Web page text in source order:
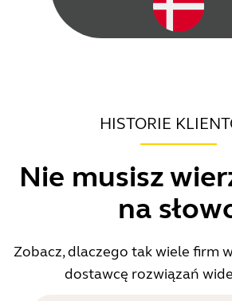
HISTORIE
Nie musisz
na
Zobacz, dlaczego tak wiele firm
dostawcę rozwiązań